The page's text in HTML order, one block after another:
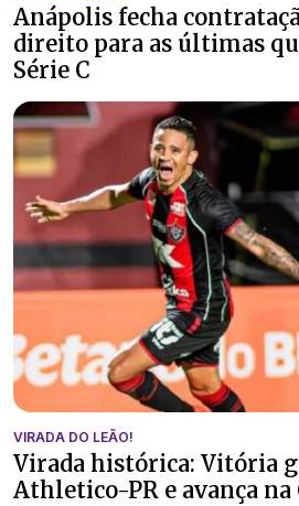
Anápolis fecha
direito para as últimas
Série C
VIRADA DO LEÃO!
Virada histórica: Vitória
Athletico-PR e avança na